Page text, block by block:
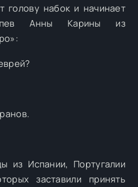
голову набок и начинает
Анны Карины из
из Испании, Португалии
заставили принять